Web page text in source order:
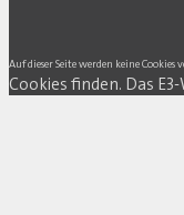
Auf dieser Seite werden keine
Cookies finden. Das